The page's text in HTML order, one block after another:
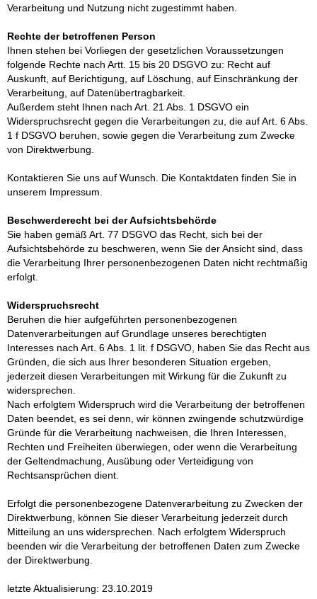
Verarbeitung und Nutzung nicht zugestimmt haben.
Rechte der betroffenen Person
Ihnen stehen bei Vorliegen der gesetzlichen Voraussetzungen
folgende Rechte nach Artt. 15 bis 20 DSGVO zu: Recht auf
Auskunft, auf Berichtigung, auf Löschung, auf Einschränkung der
Verarbeitung, auf Datenübertragbarkeit.
Außerdem steht Ihnen nach Art. 21 Abs. 1 DSGVO ein
Widerspruchsrecht gegen die Verarbeitungen zu, die auf Art. 6 Abs.
1 f DSGVO beruhen, sowie gegen die Verarbeitung zum Zwecke
von Direktwerbung.
Kontaktieren Sie uns auf Wunsch. Die Kontaktdaten finden Sie in
unserem Impressum.
Beschwerderecht bei der Aufsichtsbehörde
Sie haben gemäß Art. 77 DSGVO das Recht, sich bei der
Aufsichtsbehörde zu beschweren, wenn Sie der Ansicht sind, dass
die Verarbeitung Ihrer personenbezogenen Daten nicht rechtmäßig
erfolgt.
Widerspruchsrecht
Beruhen die hier aufgeführten personenbezogenen
Datenverarbeitungen auf Grundlage unseres berechtigten
Interesses nach Art. 6 Abs. 1 lit. f DSGVO, haben Sie das Recht aus
Gründen, die sich aus Ihrer besonderen Situation ergeben,
jederzeit diesen Verarbeitungen mit Wirkung für die Zukunft zu
widersprechen.
Nach erfolgtem Widerspruch wird die Verarbeitung der betroffenen
Daten beendet, es sei denn, wir können zwingende schutzwürdige
Gründe für die Verarbeitung nachweisen, die Ihren Interessen,
Rechten und Freiheiten überwiegen, oder wenn die Verarbeitung
der Geltendmachung, Ausübung oder Verteidigung von
Rechtsansprüchen dient.
Erfolgt die personenbezogene Datenverarbeitung zu Zwecken der
Direktwerbung, können Sie dieser Verarbeitung jederzeit durch
Mitteilung an uns widersprechen. Nach erfolgtem Widerspruch
beenden wir die Verarbeitung der betroffenen Daten zum Zwecke
der Direktwerbung.
letzte Aktualisierung: 23.10.2019